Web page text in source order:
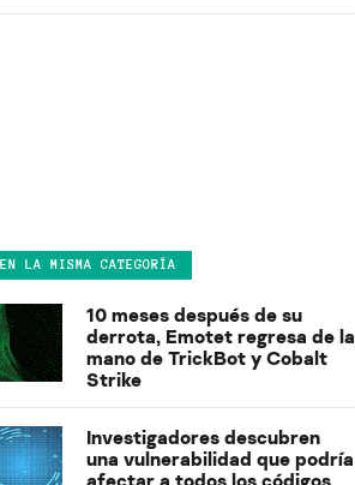
EN LA MISMA CATEGORÍA
10 meses después de su
derrota, Emotet regresa de la
mano de TrickBot y Cobalt
Strike
Investigadores descubren
una vulnerabilidad que podría
afectar a todos los códigos